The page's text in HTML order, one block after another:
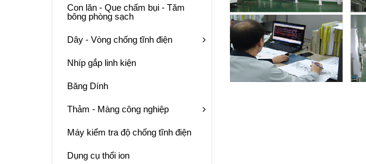
Con lăn - Que chấm bụi - Tăm
bông phòng sạch
Dây - Vòng chống tĩnh điện
Nhíp gắp linh kiện
Băng Dính
Thảm - Màng công nghiệp
Máy kiểm tra độ chống tĩnh điện
Dụng cụ thổi ion